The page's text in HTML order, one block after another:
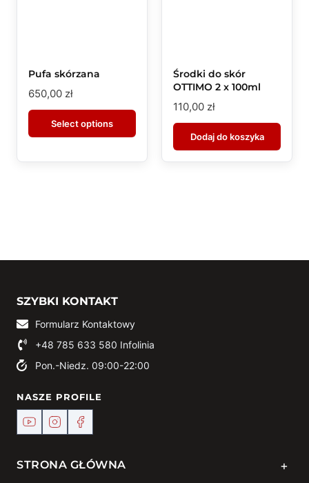
Pufa skórzana
650,00 zł
Select options
Środki do skór
OTTIMO 2 x 100ml
110,00 zł
Dodaj do koszyka
SZYBKI KONTAKT
Formularz Kontaktowy
+48 785 633 580 Infolinia
Pon.-Niedz. 09:00-22:00
NASZE PROFILE
STRONA GŁÓWNA +